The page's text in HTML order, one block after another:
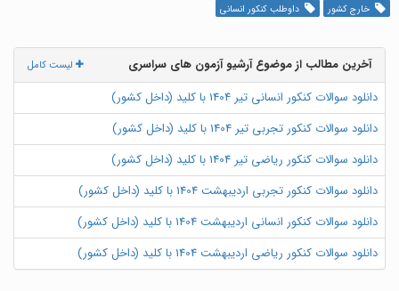
خارج کشور داوطلب کنکور انسانی
لیست کامل
آخرین مطالب از موضوع آرشیو آزمون های سراسری
دانلود سوالات کنکور انسانی تیر 1404 با کلید (داخل کشور)
دانلود سوالات کنکور تجربی تیر 1404 با کلید (داخل کشور)
دانلود سوالات کنکور ریاضی تیر 1404 با کلید (داخل کشور)
دانلود سوالات کنکور تجربی اردیبهشت 1404 با کلید (داخل کشور)
دانلود سوالات کنکور انسانی اردیبهشت 1404 با کلید (داخل کشور)
دانلود سوالات کنکور ریاضی اردیبهشت 1404 با کلید (داخل کشور)